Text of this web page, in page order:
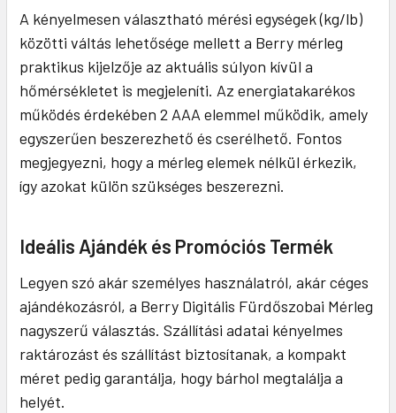
A kényelmesen választható mérési egységek (kg/lb)
közötti váltás lehetősége mellett a Berry mérleg
praktikus kijelzője az aktuális súlyon kívül a
hőmérsékletet is megjeleníti. Az energiatakarékos
működés érdekében 2 AAA elemmel működik, amely
egyszerűen beszerezhető és cserélhető. Fontos
megjegyezni, hogy a mérleg elemek nélkül érkezik,
így azokat külön szükséges beszerezni.
Ideális Ajándék és Promóciós Termék
Legyen szó akár személyes használatról, akár céges
ajándékozásról, a Berry Digitális Fürdőszobai Mérleg
nagyszerű választás. Szállítási adatai kényelmes
raktározást és szállítást biztosítanak, a kompakt
méret pedig garantálja, hogy bárhol megtalálja a
helyét.